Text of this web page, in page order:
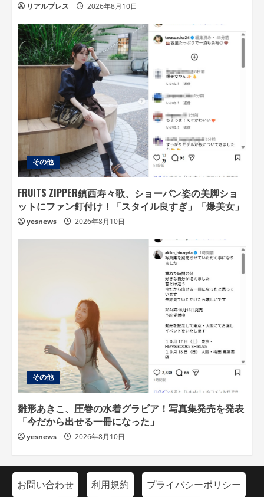
リアルプレス 2026年8月10日
その他
FRUITS ZIPPER鎮西寿々歌、ショーパン姿の美脚ショ
ットにファン釘付け！「スタイル良すぎ」「爆美女」
yesnews 2026年8月10日
その他
雛形あきこ、圧巻の水着グラビア！写真集発売を発表
「今だから出せる一冊になった」
yesnews 2026年8月10日
お問い合わせ 利用規約 プライバシーポリシー